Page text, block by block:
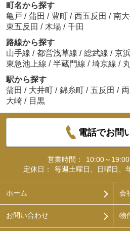
町名から探す
亀戸 / 蒲田 / 豊町 / 西五反田 / 南
東五反田 / 木場 / 千田
路線から探す
山手線 / 都営浅草線 / 総武線 / 京
東急池上線 / 半蔵門線 / 埼京線 /
駅から探す
蒲田 / 大井町 / 錦糸町 / 五反田 /
大崎 / 目黒
電話でお問
営業時間：
10:00～
定休日：
毎週土曜日、日曜日、
ホーム 会
お問い合わせ 物